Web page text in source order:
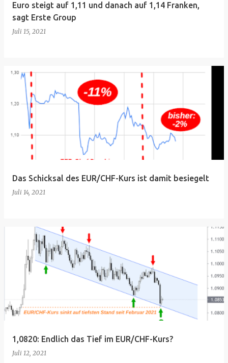
Euro steigt auf 1,11 und danach auf 1,14 Franken,
sagt Erste Group
Juli 15, 2021
Das Schicksal des EUR/CHF-Kurs ist damit besiegelt
Juli 14, 2021
1,0820: Endlich das Tief im EUR/CHF-Kurs?
Juli 12, 2021